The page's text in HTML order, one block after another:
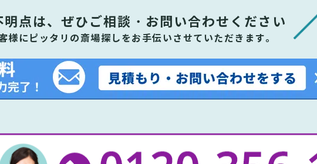
明点は、ぜひ ご相談・お問い合わせください
様にピッタリの斎場探しをお手伝いさせていただきます。